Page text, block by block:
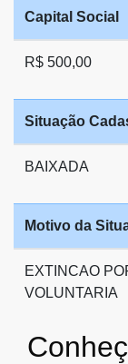
Capital Social
R$ 500,00
Situação
BAIXADA
Motivo da
EXTINCAO
VOLUNTARIA